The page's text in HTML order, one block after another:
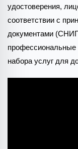
удостоверения,
соответствии с
документами
профессиональные
набора услуг для